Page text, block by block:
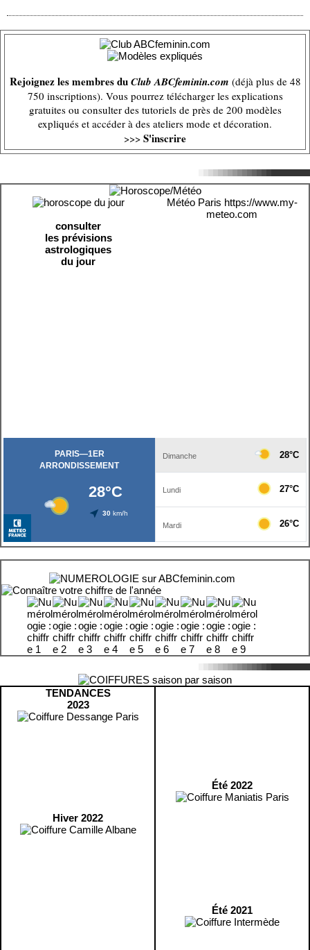
Rejoignez les membres duClub ABCfeminin.com (déjà plus de 48
750 inscriptions). Vous pourrez télécharger les explications
gratuites ou consulter des tutoriels de près de 200 modèles
expliqués et accéder à des ateliers mode et décoration.
>>> S'inscrire
consulter
les prévisions
astrologiques
du jour
Météo Paris https://www.my-
meteo.com
TENDANCES
2023
Hiver 2022
Été 2022
Été 2021